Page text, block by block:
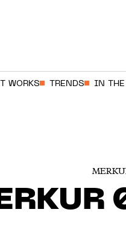
WORKS TRENDS IN THE